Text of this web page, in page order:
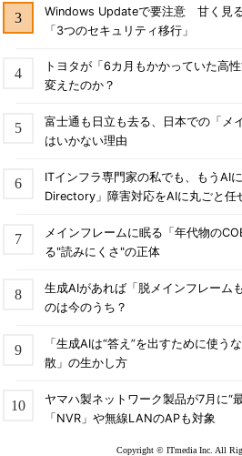
Windows Updateで要注意 甘く見
「3つのセキュリティ移行」
トヨタが「6カ月もかかっていた高
変えたのか？
富士通も日立も去る、日本での「メ
はいかない理由
ITインフラ専門家の私でも、もう
Directory」障害対応をAIに丸ごと任
メインフレームに眠る「年代物の
る"読みにくさ"の正体
生成AIがあれば「脱メインフレーム
のは今のうち？
「生成AIは“答え”を出すために使
散」の生かし方
ヤマハ製ネットワーク製品が7月に“
「NVR」や無線LANのAPも対象
Copyright © ITmedia Inc. All